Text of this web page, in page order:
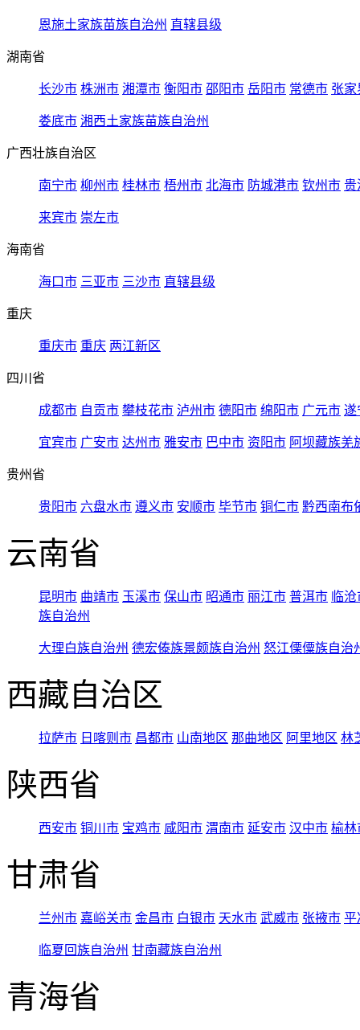
恩施土家族苗族自治州 直辖县级
湖南省
长沙市 株洲市 湘潭市 衡阳市 邵阳市 岳阳市 常德市 张家
娄底市 湘西土家族苗族自治州
广西壮族自治区
南宁市 柳州市 桂林市 梧州市 北海市 防城港市 钦州市 贵
来宾市 崇左市
海南省
海口市 三亚市 三沙市 直辖县级
重庆
重庆市 重庆 两江新区
四川省
成都市 自贡市 攀枝花市 泸州市 德阳市 绵阳市 广元市 遂
宜宾市 广安市 达州市 雅安市 巴中市 资阳市 阿坝藏族羌
贵州省
贵阳市 六盘水市 遵义市 安顺市 毕节市 铜仁市 黔西南布
云南省
昆明市 曲靖市 玉溪市 保山市 昭通市 丽江市 普洱市 临
族自治州
大理白族自治州 德宏傣族景颇族自治州 怒江傈僳族自治
西藏自治区
拉萨市 日喀则市 昌都市 山南地区 那曲地区 阿里地区 林
陕西省
西安市 铜川市 宝鸡市 咸阳市 渭南市 延安市 汉中市 榆林
甘肃省
兰州市 嘉峪关市 金昌市 白银市 天水市 武威市 张掖市 平
临夏回族自治州 甘南藏族自治州
青海省